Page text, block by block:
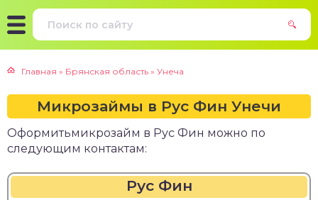
Главная » Брянская область » Унеча
Микрозаймы в Рус Фин Унечи
Оформитьмикрозайм в Рус Фин можно по
следующим контактам:
Рус Фин